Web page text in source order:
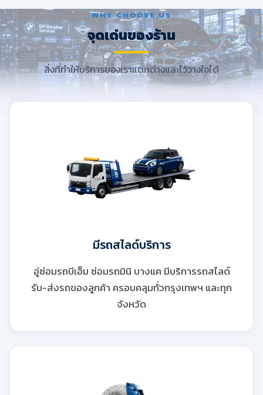
WHY CHOOSE US
จุดเด่นของร้าน
สิ่งที่ทำให้บริการของเราแตกต่างและไว้วางใจได้
มีรถสไลด์บริการ
อู่ซ่อมรถบีเอ็ม ซ่อมรถมินิ บางแค มีบริการรถสไลด์
รับ-ส่งรถของลูกค้า ครอบคลุมทั่วกรุงเทพฯ และทุก
จังหวัด